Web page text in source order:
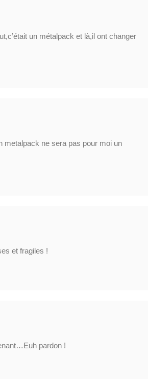
un métalpack et là,il ont changer
metalpack ne sera pas pour moi un
et fragiles !
pardon !